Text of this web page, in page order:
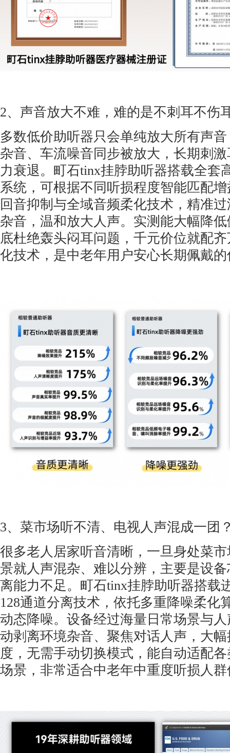
2、声音放大不难，难的是不刺耳不伤
多数低价助听器只会单纯放大所有声
杂音、车流噪音同步被放大，长期刺
力衰退。町石tinx挂脖助听器搭载全套
系统，可根据不同听损程度智能匹配
回音抑制与全域音频柔化技术，精准
杂音，温和放大人声。实测能大幅降
底杜绝轰头闷耳问题，千元价位就配
化技术，是中老年用户安心长期佩戴
3、菜市场听不清、电视人声混成一团
很多老人居家听音清晰，一旦身处菜
景就人声混杂、难以分辨，主要是设
离能力不足。町石tinx挂脖助听器搭载
128通道分离技术，依托多重降噪柔化
动态降噪。设备经过海量日常场景与
动剥离环境杂音、聚焦对话人声，大
度，无需手动切换模式，能自动适配
场景，非常适合中老年中重度听损人